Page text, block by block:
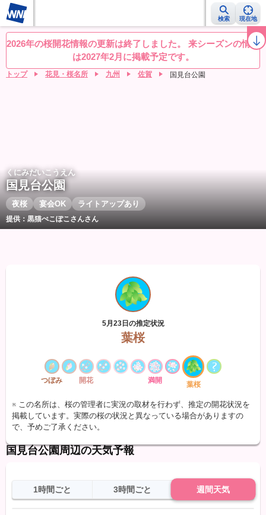
検索 現在地
桜レーダー 名所ランキング 桜開花予想NEWS お花見動画 目的別
2026年の桜開花情報の更新は終了しました。 来シーズンの情報
は2027年2月に掲載予定です。
トップ 花見・桜名所 九州 佐賀 国見台公園
くにみだいこうえん
国見台公園
夜桜 宴会OK ライトアップあり
提供：黒猫ぺこぽこさんさん
5月23日の推定状況
葉桜
つぼみ 開花 満開 葉桜
※ この名所は、桜の管理者に実況の取材を行わず、推定の開花状況を
掲載しています。実際の桜の状況と異なっている場合がありますの
で、予めご了承ください。
国見台公園周辺の天気予報
1時間ごと 3時間ごと 週間天気